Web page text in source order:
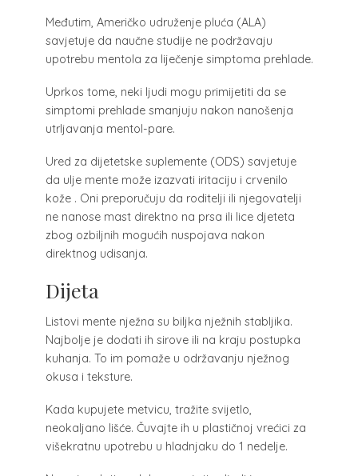
Međutim, Američko udruženje pluća (ALA)
savjetuje da naučne studije ne podržavaju
upotrebu mentola za liječenje simptoma prehlade.
Uprkos tome, neki ljudi mogu primijetiti da se
simptomi prehlade smanjuju nakon nanošenja
utrljavanja mentol-pare.
Ured za dijetetske suplemente (ODS) savjetuje
da ulje mente može izazvati iritaciju i crvenilo
kože . Oni preporučuju da roditelji ili njegovatelji
ne nanose mast direktno na prsa ili lice djeteta
zbog ozbiljnih mogućih nuspojava nakon
direktnog udisanja.
Dijeta
Listovi mente nježna su biljka nježnih stabljika.
Najbolje je dodati ih sirove ili na kraju postupka
kuhanja. To im pomaže u održavanju nježnog
okusa i teksture.
Kada kupujete metvicu, tražite svijetlo,
neokaljano lišće. Čuvajte ih u plastičnoj vrećici za
višekratnu upotrebu u hladnjaku do 1 nedelje.